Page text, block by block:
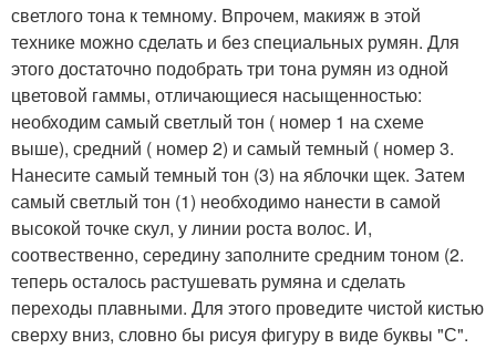
светлого тона к темному. Впрочем, макияж в этой
технике можно сделать и без специальных румян. Для
этого достаточно подобрать три тона румян из одной
цветовой гаммы, отличающиеся насыщенностью:
необходим самый светлый тон ( номер 1 на схеме
выше), средний ( номер 2) и самый темный ( номер 3.
Нанесите самый темный тон (3) на яблочки щек. Затем
самый светлый тон (1) необходимо нанести в самой
высокой точке скул, у линии роста волос. И,
соотвественно, середину заполните средним тоном (2.
теперь осталось растушевать румяна и сделать
переходы плавными. Для этого проведите чистой кистью
сверху вниз, словно бы рисуя фигуру в виде буквы "С".